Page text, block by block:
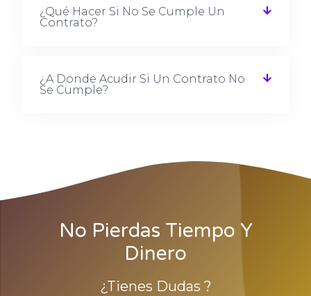
¿Qué Hacer Si No Se Cumple Un
Contrato?
¿A Donde Acudir Si Un Contrato No
Se Cumple?
No Pierdas Tiempo Y
Dinero
¿tienes Dudas ?